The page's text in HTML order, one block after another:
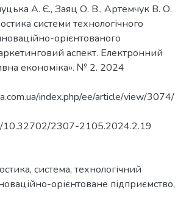
А. Є., Заяц О. В., Артемчук В. О.
системи технологічного
орієнтованого
аспект. Електронний
економіка». № 2. 2024
index.php/ee/article/view/3074/
10.32702/2307-2105.2024.2.19
, система, технологічний
орієнтоване підприємство,